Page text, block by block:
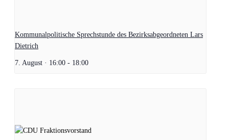
Kommunalpolitische Sprechstunde des Bezirksabgeordneten Lars
Dietrich
7. August · 16:00 - 18:00